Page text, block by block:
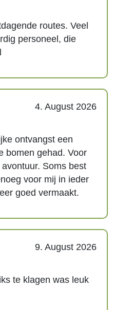
routes. Veel
personeel, die
4. August 2026
ontvangst een
bomen gehad. Voor
Soms best
voor mij in ieder
goed vermaakt.
9. August 2026
te klagen was leuk